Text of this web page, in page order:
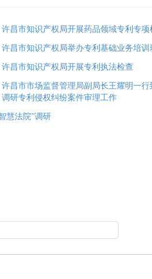
许昌市知识产权局开展药品领域专利专项
许昌市知识产权局举办专利基础业务培训
许昌市知识产权局开展专利执法检查
许昌市市场监督管理局副局长王耀明一
调研专利侵权纠纷案件审理工作
慧法院”调研